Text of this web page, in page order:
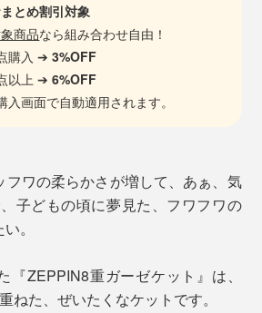
とめ割引対象
商品なら組み合わせ自由！
購入 ➔3%OFF
以上 ➔6%OFF
入画面で自動適用されます。
フワの柔らかさが増して、あぁ、気
子どもの頃に夢見た、フワフワの
。
『ZEPPIN8重ガーゼケット』は、
ねた、ぜいたくなケットです。